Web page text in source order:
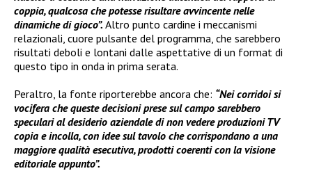
coppia, qualcosa che potesse risultare avvincente nelle
dinamiche di gioco”. Altro punto cardine i meccanismi
relazionali, cuore pulsante del programma, che sarebbero
risultati deboli e lontani dalle aspettative di un format di
questo tipo in onda in prima serata.
Peraltro, la fonte riporterebbe ancora che: “Nei corridoi si
vocifera che queste decisioni prese sul campo sarebbero
speculari al desiderio aziendale di non vedere produzioni TV
copia e incolla, con idee sul tavolo che corrispondano a una
maggiore qualità esecutiva, prodotti coerenti con la visione
editoriale appunto”.